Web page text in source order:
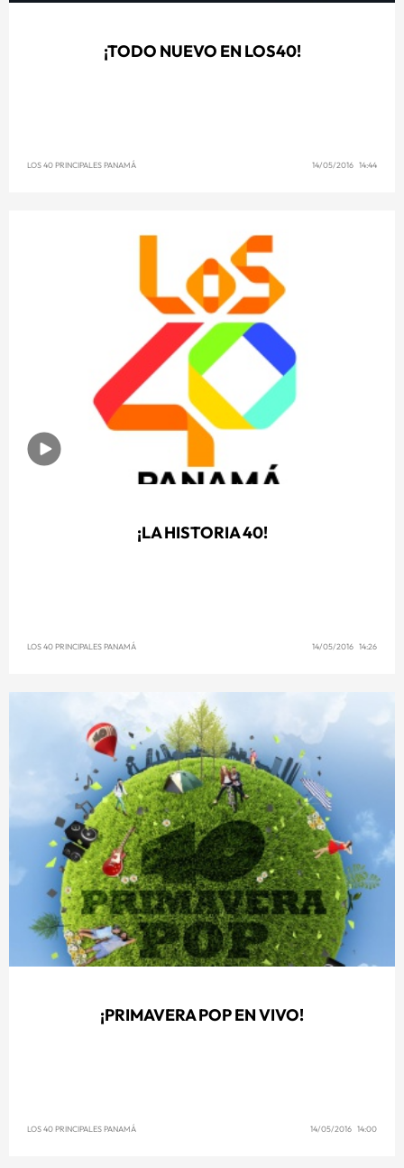
¡TODO NUEVO EN LOS40!
LOS 40 PRINCIPALES PANAMÁ 14/05/2016 14:44
¡LA HISTORIA 40!
LOS 40 PRINCIPALES PANAMÁ 14/05/2016 14:26
¡PRIMAVERA POP EN VIVO!
LOS 40 PRINCIPALES PANAMÁ 14/05/2016 14:00